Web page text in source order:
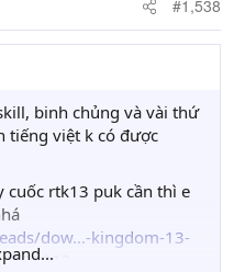
#1,538
binh chủng và vài thứ
tiếng việt k có được
cuốc rtk13 puk cần thì e
dow...-kingdom-13-